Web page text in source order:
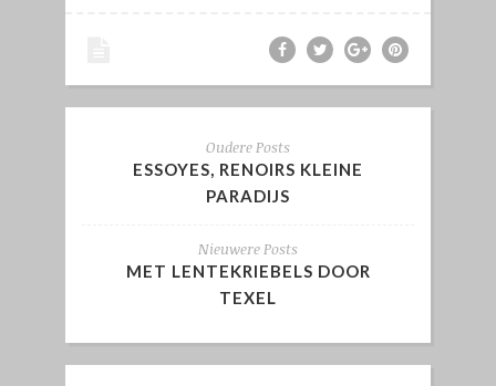
Oudere Posts
ESSOYES, RENOIRS KLEINE
PARADIJS
Nieuwere Posts
MET LENTEKRIEBELS DOOR
TEXEL